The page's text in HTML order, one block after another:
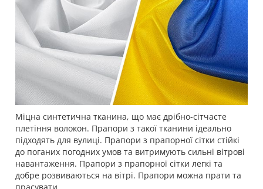
Міцна синтетична тканина, що має дрібно-сітчасте
плетіння волокон. Прапори з такої тканини ідеально
підходять для вулиці. Прапори з прапорної сітки стійкі
до поганих погодних умов та витримують сильні вітрові
навантаження. Прапори з прапорної сітки легкі та
добре розвиваються на вітрі. Прапори можна прати та